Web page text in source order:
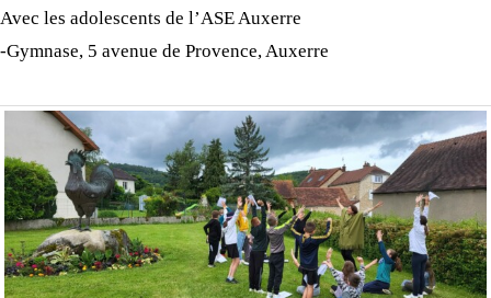
Avec les adolescents de l’ASE Auxerre
-Gymnase, 5 avenue de Provence, Auxerre